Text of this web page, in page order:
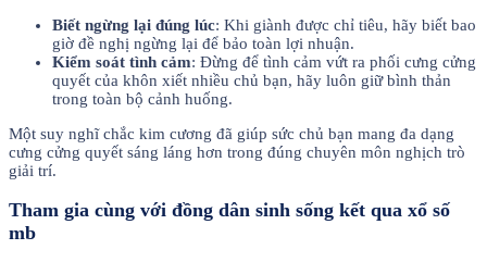
Biết ngừng lại đúng lúc: Khi giành được chỉ tiêu, hãy biết bao
giờ đề nghị ngừng lại để bảo toàn lợi nhuận.
Kiểm soát tình cảm: Đừng để tình cảm vứt ra phối cưng cửng
quyết của khôn xiết nhiều chủ bạn, hãy luôn giữ bình thản
trong toàn bộ cảnh huống.
Một suy nghĩ chắc kim cương đã giúp sức chủ bạn mang đa dạng
cưng cửng quyết sáng láng hơn trong đúng chuyên môn nghịch trò
giải trí.
Tham gia cùng với đồng dân sinh sống kết qua xổ số
mb